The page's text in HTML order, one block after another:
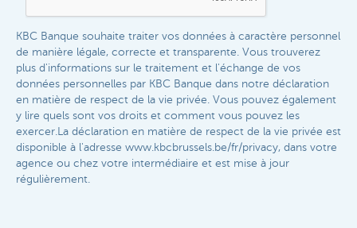
KBC Banque souhaite traiter vos données à caractère personnel
de manière légale, correcte et transparente. Vous trouverez
plus d'informations sur le traitement et l'échange de vos
données personnelles par KBC Banque dans notre déclaration
en matière de respect de la vie privée. Vous pouvez également
y lire quels sont vos droits et comment vous pouvez les
exercer.La déclaration en matière de respect de la vie privée est
disponible à l'adresse www.kbcbrussels.be/fr/privacy, dans votre
agence ou chez votre intermédiaire et est mise à jour
régulièrement.​